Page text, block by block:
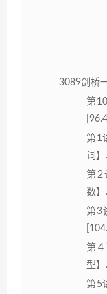
3089剑桥
第
第1
词】
第2
数】
第3
第4
型】
第5